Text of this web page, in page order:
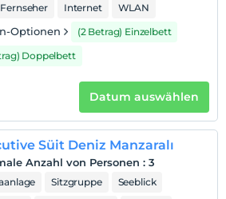
Internet WLAN
Optionen
(2 Betrag) Einzelbett
Doppelbett
Datum auswählen
Süit Deniz Manzaralı
Anzahl von Personen : 3
Sitzgruppe
Seeblick